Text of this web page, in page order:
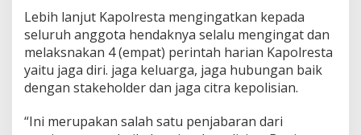
r
d
A
n
g
g
t
Lebih lanjut Kapolresta mengingatkan kepada
seluruh anggota hendaknya selalu mengingat dan
melaksnakan 4 (empat) perintah harian Kapolresta
yaitu jaga diri. jaga keluarga, jaga hubungan baik
dengan stakeholder dan jaga citra kepolisian.
“Ini merupakan salah satu penjabaran dari